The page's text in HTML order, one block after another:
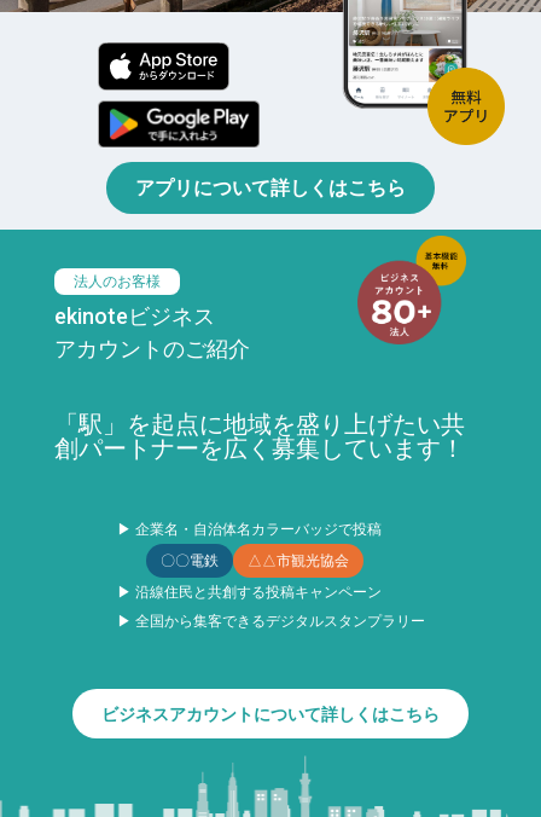
アプリについて詳しくはこちら
法人のお客様
ekinoteビジネス
アカウントのご紹介
「駅」を起点に地域を盛り上げたい共
創パートナーを広く募集しています！
▶ 企業名・自治体名カラーバッジで投稿
〇〇電鉄
△△市観光協会
▶ 沿線住民と共創する投稿キャンペーン
▶ 全国から集客できるデジタルスタンプラリー
ビジネスアカウントについて詳しくはこちら